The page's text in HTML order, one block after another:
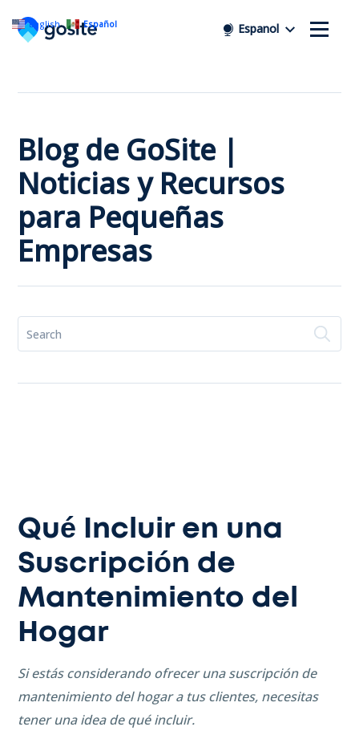
Espanol
Blog de GoSite |
Noticias y Recursos
para Pequeñas
Empresas
Qué Incluir en una
Suscripción de
Mantenimiento del
Hogar
Si estás considerando ofrecer una suscripción de
mantenimiento del hogar a tus clientes, necesitas
tener una idea de qué incluir.
English Español